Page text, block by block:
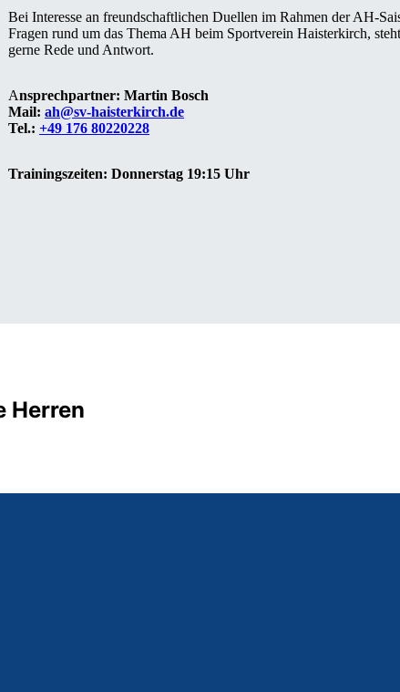
Bei Interesse an freundschaftlichen Duellen im Rahmen der AH-
Fragen rund um das Thema AH beim Sportverein Haisterkirch,
gerne Rede und Antwort.
Ansprechpartner: Martin Bosch
Mail: ah@sv-haisterkirch.de
Tel.: +49 176 80220228
Trainingszeiten: Donnerstag 19:15 Uhr
Herren